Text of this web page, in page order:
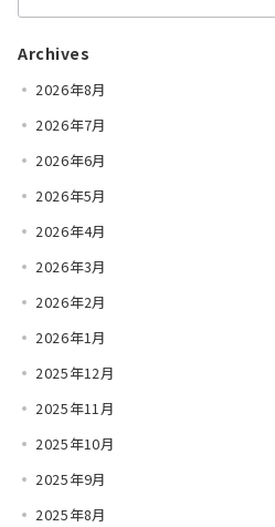
Archives
2026年8月
2026年7月
2026年6月
2026年5月
2026年4月
2026年3月
2026年2月
2026年1月
2025年12月
2025年11月
2025年10月
2025年9月
2025年8月